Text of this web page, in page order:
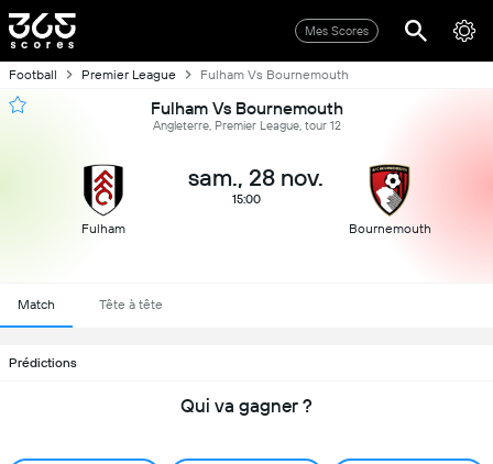
Mes Scores
Football Premier League Fulham Vs Bournemouth
Fulham Vs Bournemouth
Angleterre, Premier League, tour 12
Fulham
sam., 28 nov.
15:00
Bournemouth
Match Tête à tête
Prédictions
Qui va gagner ?